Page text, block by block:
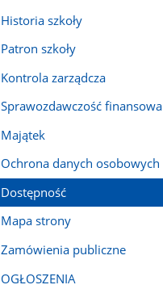
Historia szkoły
Patron szkoły
Kontrola zarządcza
Sprawozdawczość finansowa
Majątek
Ochrona danych osobowych
Dostępność
Mapa strony
Zamówienia publiczne
OGŁOSZENIA